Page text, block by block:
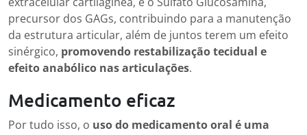
precursor dos GAGs, contribuindo para a manutenção
da estrutura articular, além de juntos terem um efeito
sinérgico, promovendo restabilização tecidual e
efeito anabólico nas articulações.
Medicamento eficaz
Por tudo isso, o uso do medicamento oral é uma